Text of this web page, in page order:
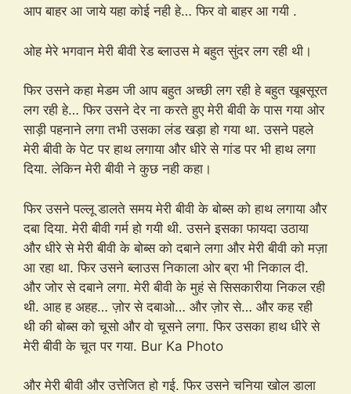
आप बाहर आ जाये यहा कोई नही हे… फिर वो बाहर आ गयी .
ओह मेरे भगवान मेरी बीवी रेड ब्लाउस मे बहुत सुंदर लग रही थी।
फिर उसने कहा मेडम जी आप बहुत अच्छी लग रही हे बहुत खूबसूरत
लग रही हे… फिर उसने देर ना करते हुए मेरी बीवी के पास गया ओर
साड़ी पहनाने लगा तभी उसका लंड खड़ा हो गया था. उसने पहले
मेरी बीवी के पेट पर हाथ लगाया और धीरे से गांड पर भी हाथ लगा
दिया. लेकिन मेरी बीवी ने कुछ नही कहा।
फिर उसने पल्लू डालते समय मेरी बीवी के बोब्स को हाथ लगाया और
दबा दिया. मेरी बीवी गर्म हो गयी थी. उसने इसका फायदा उठाया
और धीरे से मेरी बीवी के बोब्स को दबाने लगा और मेरी बीवी को मज़ा
आ रहा था. फिर उसने ब्लाउस निकाला ओर ब्रा भी निकाल दी.
और जोर से दबाने लगा. मेरी बीवी के मुहं से सिसकारीया निकल रही
थी. आह ह अहह… ज़ोर से दबाओ… और ज़ोर से… और कह रही
थी की बोब्स को चूसो और वो चूसने लगा. फिर उसका हाथ धीरे से
मेरी बीवी के चूत पर गया. Bur Ka Photo
और मेरी बीवी और उत्तेजित हो गई. फिर उसने चनिया खोल डाला